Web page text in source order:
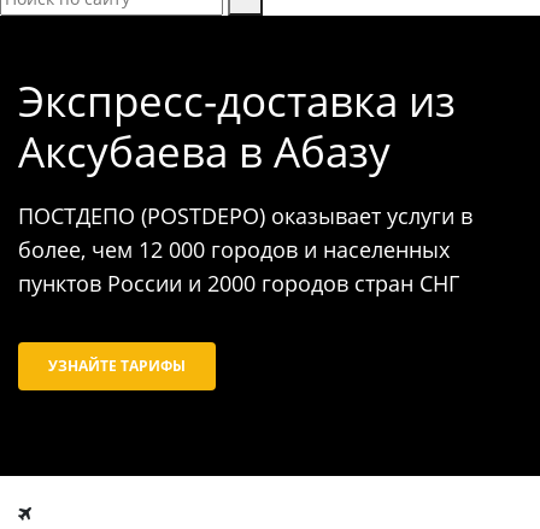
Экспресс-доставка из
Аксубаева в Абазу
ПОСТДЕПО (POSTDEPO) оказывает услуги в
более, чем 12 000 городов и населенных
пунктов России и 2000 городов стран СНГ
УЗНАЙТЕ ТАРИФЫ